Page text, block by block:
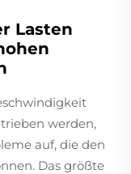
Lasten
werden,
auf, die den
Das größte